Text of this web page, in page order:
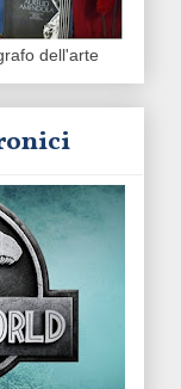
dell'arte